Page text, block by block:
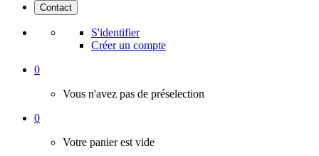
Contact
S'identifier
Créer un compte
0
Vous n'avez pas de préselection
0
Votre panier est vide